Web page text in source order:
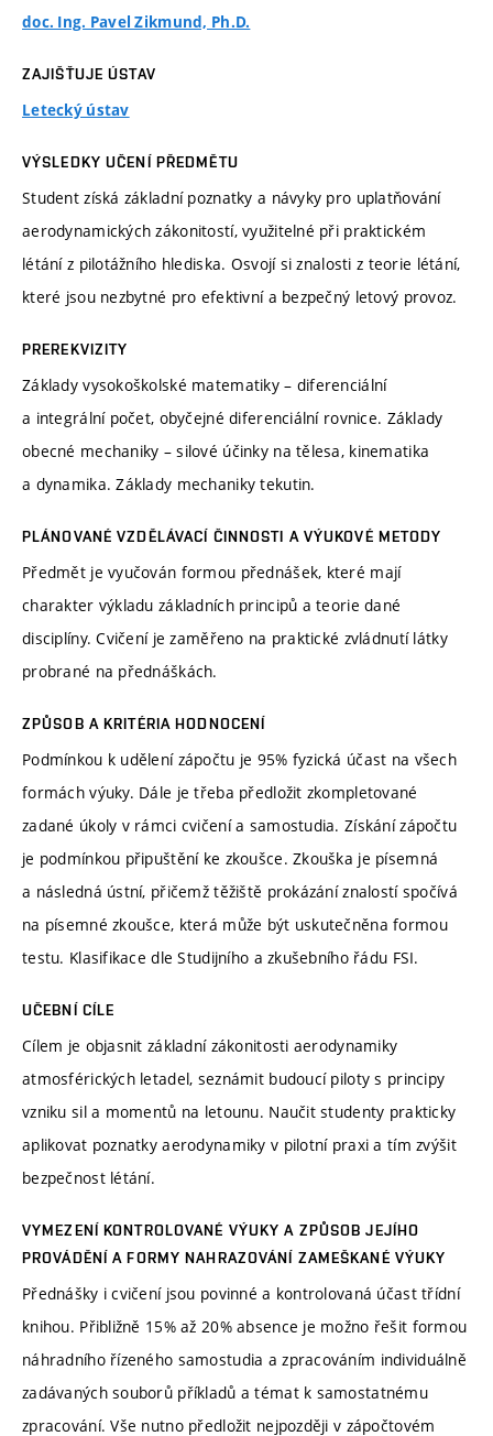
doc. Ing. Pavel Zikmund, Ph.D.
ZAJIŠŤUJE ÚSTAV
Letecký ústav
VÝSLEDKY UČENÍ PŘEDMĚTU
Student získá základní poznatky a návyky pro uplatňování
aerodynamických zákonitostí, využitelné při praktickém
létání z pilotážního hlediska. Osvojí si znalosti z teorie létání,
které jsou nezbytné pro efektivní a bezpečný letový provoz.
PREREKVIZITY
Základy vysokoškolské matematiky – diferenciální
a integrální počet, obyčejné diferenciální rovnice. Základy
obecné mechaniky – silové účinky na tělesa, kinematika
a dynamika. Základy mechaniky tekutin.
PLÁNOVANÉ VZDĚLÁVACÍ ČINNOSTI A VÝUKOVÉ METODY
Předmět je vyučován formou přednášek, které mají
charakter výkladu základních principů a teorie dané
disciplíny. Cvičení je zaměřeno na praktické zvládnutí látky
probrané na přednáškách.
ZPŮSOB A KRITÉRIA HODNOCENÍ
Podmínkou k udělení zápočtu je 95% fyzická účast na všech
formách výuky. Dále je třeba předložit zkompletované
zadané úkoly v rámci cvičení a samostudia. Získání zápočtu
je podmínkou připuštění ke zkoušce. Zkouška je písemná
a následná ústní, přičemž těžiště prokázání znalostí spočívá
na písemné zkoušce, která může být uskutečněna formou
testu. Klasifikace dle Studijního a zkušebního řádu FSI.
UČEBNÍ CÍLE
Cílem je objasnit základní zákonitosti aerodynamiky
atmosférických letadel, seznámit budoucí piloty s principy
vzniku sil a momentů na letounu. Naučit studenty prakticky
aplikovat poznatky aerodynamiky v pilotní praxi a tím zvýšit
bezpečnost létání.
VYMEZENÍ KONTROLOVANÉ VÝUKY A ZPŮSOB JEJÍHO
PROVÁDĚNÍ A FORMY NAHRAZOVÁNÍ ZAMEŠKANÉ VÝUKY
Přednášky i cvičení jsou povinné a kontrolovaná účast třídní
knihou. Přibližně 15% až 20% absence je možno řešit formou
náhradního řízeného samostudia a zpracováním individuálně
zadávaných souborů příkladů a témat k samostatnému
zpracování. Vše nutno předložit nejpozději v zápočtovém